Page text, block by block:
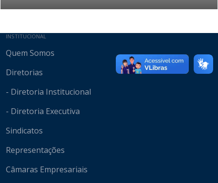
Mapa do site
INSTITUCIONAL
Quem Somos
Diretorias
- Diretoria Institucional
- Diretoria Executiva
Sindicatos
Representações
Câmaras Empresariais